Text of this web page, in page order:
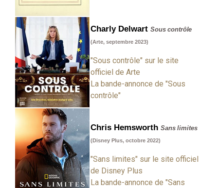
Charly Delwart Sous contrôle
(Arte, septembre 2023)
"Sous contrôle" sur le site
officiel de Arte
La bande-annonce de "Sous
contrôle"
Chris Hemsworth Sans limites
(Disney Plus, octobre 2022)
"Sans limites" sur le site officiel
de Disney Plus
La bande-annonce de "Sans